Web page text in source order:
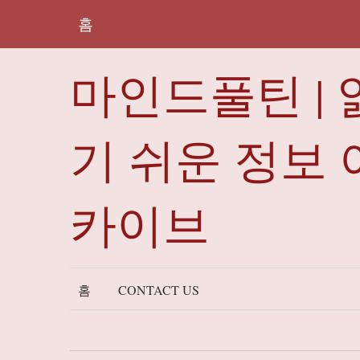
홈
마인드풀틴 |
기 쉬운 정보
카이브
홈 CONTACT US